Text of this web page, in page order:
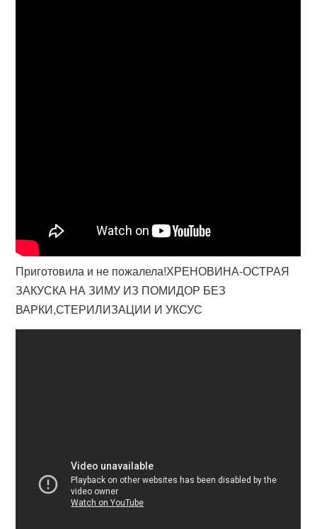
Приготовила и не пожалела!ХРЕНОВИНА-ОСТРАЯ
ЗАКУСКА НА ЗИМУ ИЗ ПОМИДОР БЕЗ
ВАРКИ,СТЕРИЛИЗАЦИИ И УКСУС